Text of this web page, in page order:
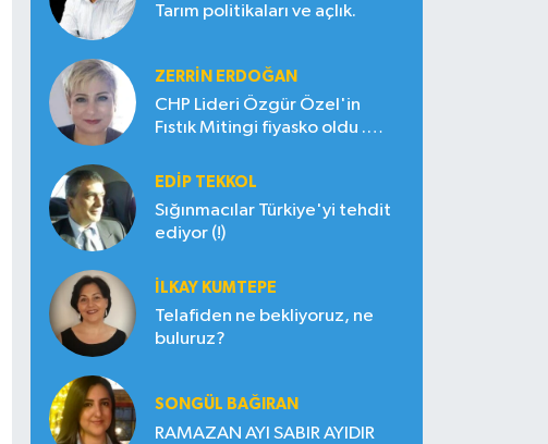
Tarım politikaları ve açlık.
ZERRIN ERDOĞAN
CHP Lideri Özgür Özel'in
Fıstık Mitingi fiyasko oldu .
EDIP TEKKOL
Sığınmacılar Türkiye'yi tehdit
ediyor (!)
İLKAY KUMTEPE
Telafiden ne bekliyoruz, ne
buluruz?
SONGÜL BAĞIRAN
RAMAZAN AYI SABIR AYIDIR